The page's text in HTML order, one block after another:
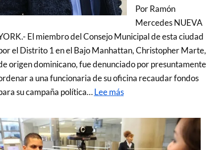
Por Ramón
Mercedes NUEVA
El miembro del Consejo Municipal de esta ciudad
el Distrito 1 en el Bajo Manhattan, Christopher Marte,
origen dominicano, fue denunciado por presuntamente
a una funcionaria de su oficina recaudar fondos
su campaña política…Lee más